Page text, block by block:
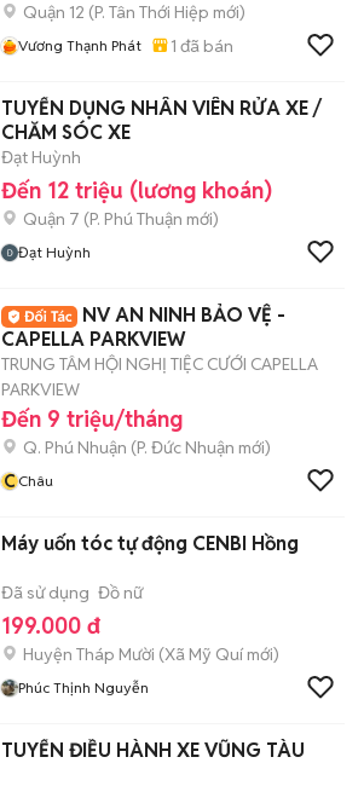
Quận 12 (P. Tân Thới Hiệp mới)
Vương Thạnh Phát 1 đã bán
TUYỂN DỤNG NHÂN VIÊN RỬA XE /
CHĂM SÓC XE
Đạt Huỳnh
Đến 12 triệu (lương khoán)
Quận 7 (P. Phú Thuận mới)
Đạt Huỳnh
NV AN NINH BẢO VỆ -
CAPELLA PARKVIEW
TRUNG TÂM HỘI NGHỊ TIỆC CƯỚI CAPELLA
PARKVIEW
Đến 9 triệu/tháng
Q. Phú Nhuận (P. Đức Nhuận mới)
CChâu
Máy uốn tóc tự động CENBI Hồng
Đã sử dụng Đồ nữ
199.000 đ
Huyện Tháp Mười (Xã Mỹ Quí mới)
Phúc Thịnh Nguyễn
TUYỂN ĐIỀU HÀNH XE VŨNG TÀU